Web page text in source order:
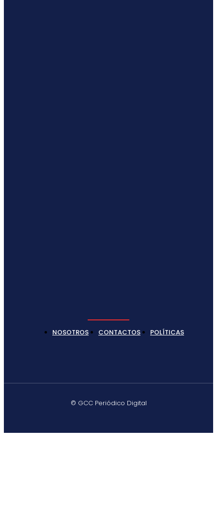
NOSOTROS CONTACTOS POLÍTICAS
© GCC Periódico Digital